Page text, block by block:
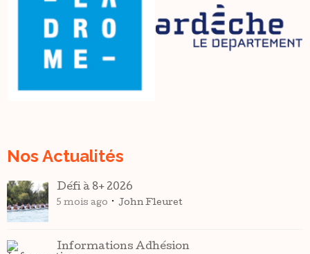
Nos Actualités
Défi à 8+ 2026
5 mois ago John Fleuret
Informations Adhésion